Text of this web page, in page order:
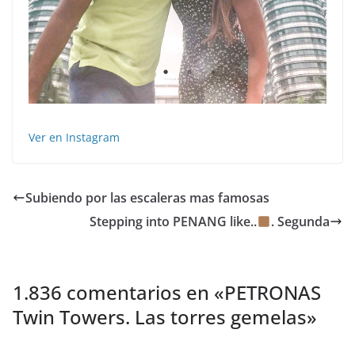
Ver en Instagram
Subiendo por las escaleras mas famosas
Stepping into PENANG like..
. Segunda
1.836 comentarios en «PETRONAS
Twin Towers. Las torres gemelas»